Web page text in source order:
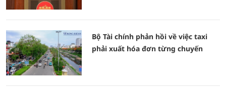
Bộ Tài chính phản hồi về việc taxi
phải xuất hóa đơn từng chuyến